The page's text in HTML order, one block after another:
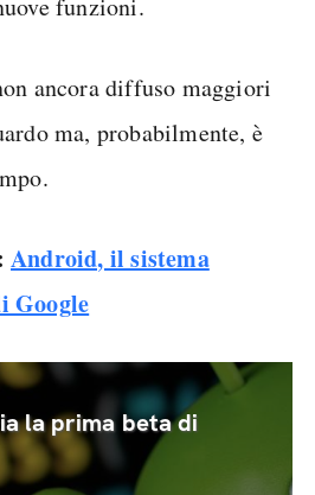
funzioni.
ancora diffuso maggiori
ma, probabilmente, è
Android, il sistema
Google
la prima beta di